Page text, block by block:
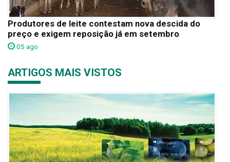
Produtores de leite contestam nova descida do
preço e exigem reposição já em setembro
05 ago
ARTIGOS MAIS VISTOS